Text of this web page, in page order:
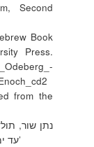
Second
Book
Press.
from the
נתן שור,
עד ימינו, הוצאת דביר, תל אביב, 1998, 355 עמ’